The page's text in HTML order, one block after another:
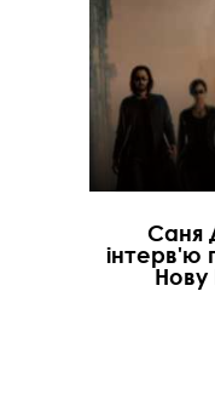
Саня
інтерв'ю
Нову